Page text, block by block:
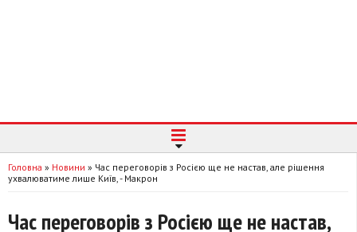
Головна » Новини » Час переговорів з Росією ще не настав, але рішення
ухвалюватиме лише Київ, - Макрон
Час переговорів з Росією ще не настав,